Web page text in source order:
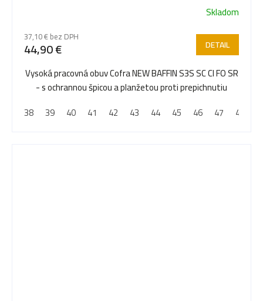
Skladom
37,10 € bez DPH
44,90 € DETAIL
Vysoká pracovná obuv Cofra NEW BAFFIN S3S SC CI FO SR
- s ochrannou špicou a planžetou proti prepichnutiu
38
39 40 41 42 43 44 45 46 47 48